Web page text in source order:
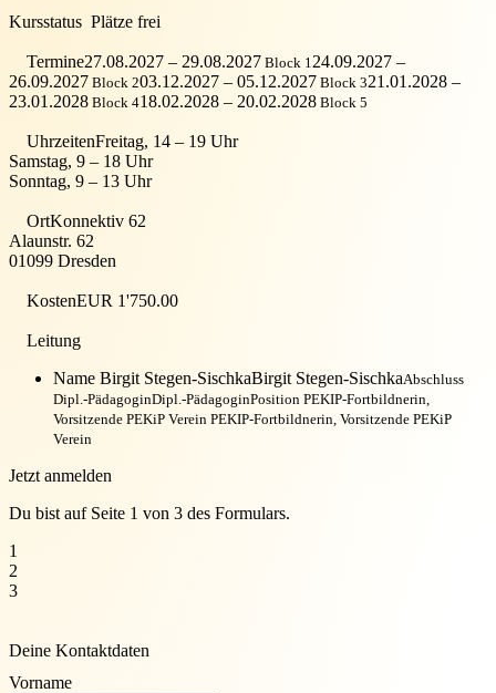
Kursstatus Plätze frei
Termine27.08.2027 – 29.08.2027 Block 1 24.09.2027 –
26.09.2027 Block 203.12.2027 – 05.12.2027 Block 321.01.2028 –
23.01.2028 Block 418.02.2028 – 20.02.2028 Block 5
UhrzeitenFreitag, 14 – 19 Uhr
Samstag, 9 – 18 Uhr
Sonntag, 9 – 13 Uhr
OrtKonnektiv 62
Alaunstr. 62
01099 Dresden
KostenEUR 1'750.00
Leitung
Name Birgit Stegen-SischkaBirgit Stegen-SischkaAbschluss
Dipl.-PädagoginDipl.-PädagoginPosition PEKIP-Fortbildnerin,
Vorsitzende PEKiP Verein PEKIP-Fortbildnerin, Vorsitzende PEKiP
Verein
Jetzt anmelden
Du bist auf Seite 1 von 3 des Formulars.
1
2
3
Deine Kontaktdaten
Vorname